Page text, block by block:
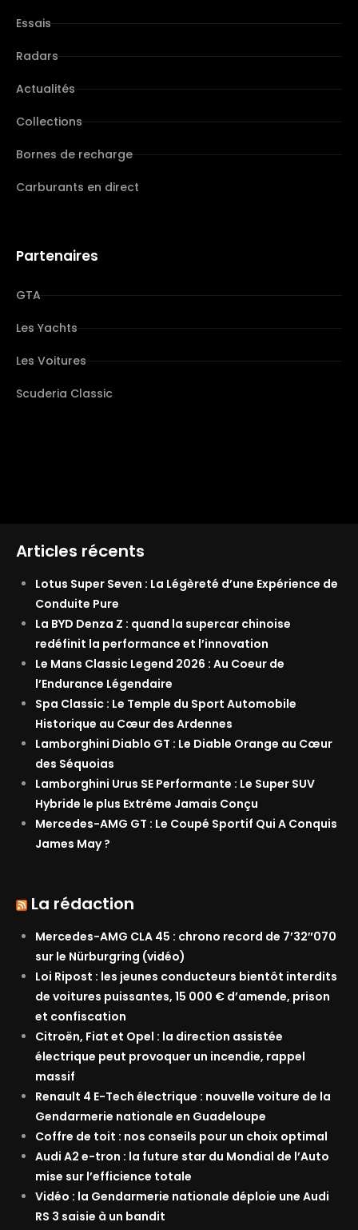
Essais
Radars
Actualités
Collections
Bornes de recharge
Carburants en direct
Partenaires
GTA
Les Yachts
Les Voitures
Scuderia Classic
Articles récents
Lotus Super Seven : La Légèreté d’une Expérience de
Conduite Pure
La BYD Denza Z : quand la supercar chinoise
redéfinit la performance et l’innovation
Le Mans Classic Legend 2026 : Au Coeur de
l’Endurance Légendaire
Spa Classic : Le Temple du Sport Automobile
Historique au Cœur des Ardennes
Lamborghini Diablo GT : Le Diable Orange au Cœur
des Séquoias
Lamborghini Urus SE Performante : Le Super SUV
Hybride le plus Extrême Jamais Conçu
Mercedes-AMG GT : Le Coupé Sportif Qui A Conquis
James May ?
La rédaction
Mercedes-AMG CLA 45 : chrono record de 7’32″070
sur le Nürburgring (vidéo)
Loi Ripost : les jeunes conducteurs bientôt interdits
de voitures puissantes, 15 000 € d’amende, prison
et confiscation
Citroën, Fiat et Opel : la direction assistée
électrique peut provoquer un incendie, rappel
massif
Renault 4 E-Tech électrique : nouvelle voiture de la
Gendarmerie nationale en Guadeloupe
Coffre de toit : nos conseils pour un choix optimal
Audi A2 e-tron : la future star du Mondial de l’Auto
mise sur l’efficience totale
Vidéo : la Gendarmerie nationale déploie une Audi
RS 3 saisie à un bandit